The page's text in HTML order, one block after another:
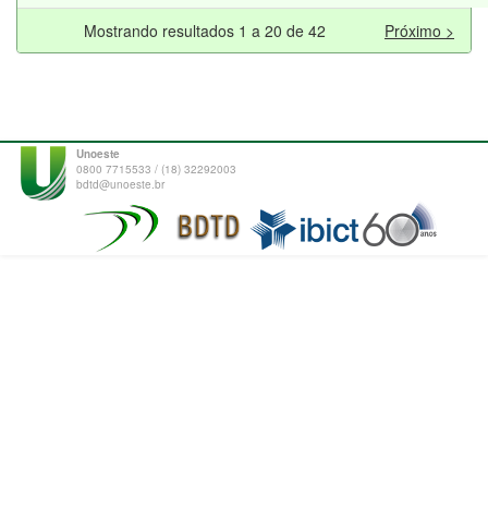
Mostrando resultados 1 a 20 de 42 Próximo >
Unoeste
0800 7715533 / (18) 32292003
bdtd@unoeste.br